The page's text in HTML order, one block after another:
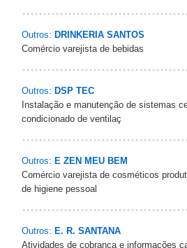
Outros: DRINKERIA SANTOS
Comércio varejista de bebidas
Outros: DSP TEC
Instalação e manutenção de sistemas
condicionado de ventilaç
Outros: E ZEN MEU BEM
Comércio varejista de cosméticos
de higiene pessoal
Outros: E. R. SANTANA
Atividades de cobrança e informações